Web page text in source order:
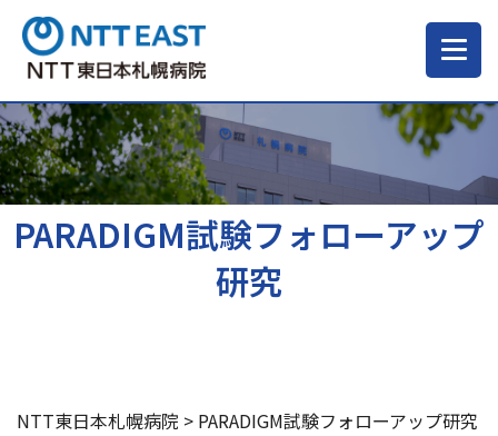
当院について
ご来院される方へ
PARADIGM試験フォローアップ
研究
NTT東日本札幌病院 > PARADIGM試験フォローアップ研究